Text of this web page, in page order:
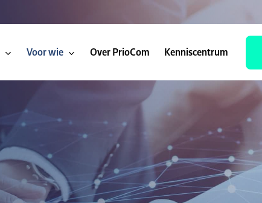
Voor wie Over PrioCom Kenniscentrum